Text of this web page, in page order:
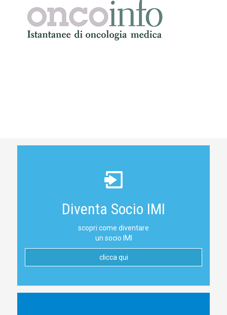
Diventa Socio IMI
scopri come diventare
un socio IMI
clicca qui